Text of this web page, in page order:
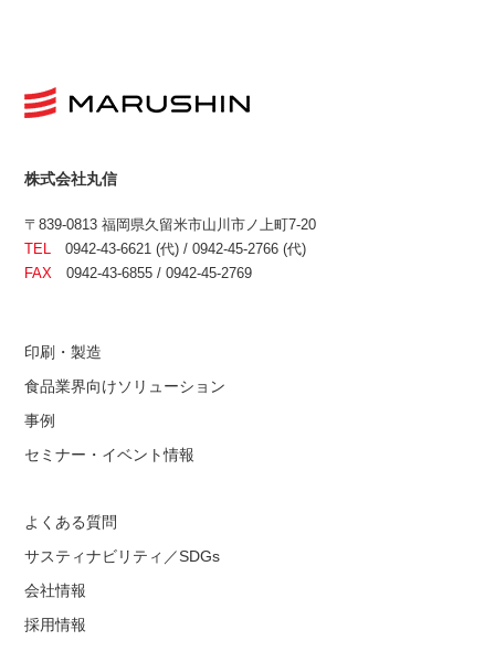
株式会社丸信
〒839-0813 福岡県久留米市山川市ノ上町7-20
TEL 0942-43-6621 (代) / 0942-45-2766 (代)
FAX 0942-43-6855 / 0942-45-2769
印刷・製造
食品業界向けソリューション
事例
セミナー・イベント情報
よくある質問
サスティナビリティ／SDGs
会社情報
採用情報